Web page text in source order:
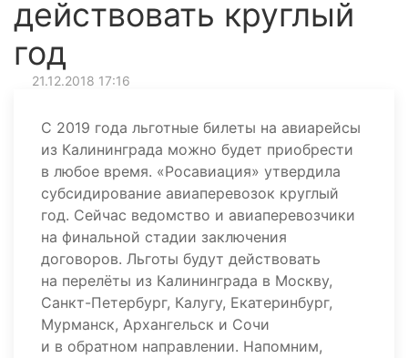
действовать круглый
год
21.12.2018 17:16
С 2019 года льготные билеты на авиарейсы
из Калининграда можно будет приобрести
в любое время. «Росавиация» утвердила
субсидирование авиаперевозок круглый
год. Сейчас ведомство и авиаперевозчики
на финальной стадии заключения
договоров. Льготы будут действовать
на перелёты из Калининграда в Москву,
Санкт-Петербург, Калугу, Екатеринбург,
Мурманск, Архангельск и Сочи
и в обратном направлении. Напомним,